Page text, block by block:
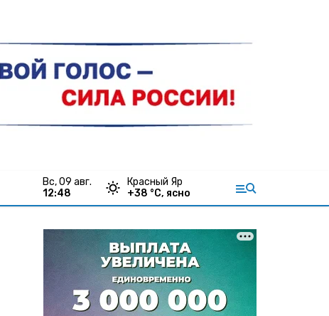
вс, 09 авг.
12:48
Красный Яр
+38 °С, ясно